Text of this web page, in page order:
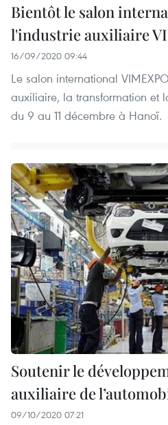
Bientôt le salon
l'industrie auxiliaire
16/09/2020 09:44
Le salon international
auxiliaire, la transformation et
du 9 au 11 décembre à Hanoï.
Soutenir le
auxiliaire de
09/10/2020 07:21